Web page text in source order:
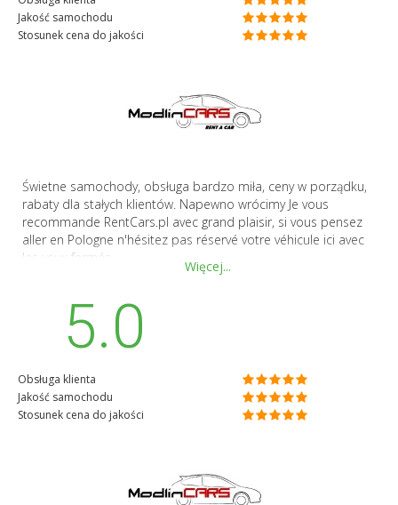
Jakość samochodu
Stosunek cena do jakości
Świetne samochody, obsługa bardzo miła, ceny w porządku,
rabaty dla stałych klientów. Napewno wrócimy Je vous
recommande RentCars.pl avec grand plaisir, si vous pensez
aller en Pologne n'hésitez pas réservé votre véhicule ici avec
les yeux fermés .
Więcej...
5.0
Obsługa klienta
Jakość samochodu
Stosunek cena do jakości